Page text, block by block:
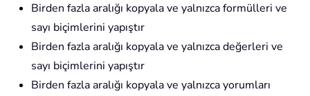
Birden fazla aralığı kopyala ve yalnızca formülleri ve
sayı biçimlerini yapıştır
Birden fazla aralığı kopyala ve yalnızca değerleri ve
sayı biçimlerini yapıştır
Birden fazla aralığı kopyala ve yalnızca yorumları